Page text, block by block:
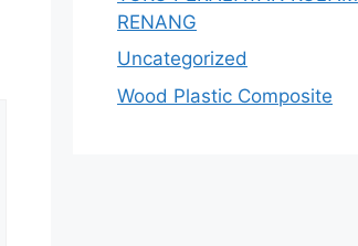
RENANG
Uncategorized
Wood Plastic Composite